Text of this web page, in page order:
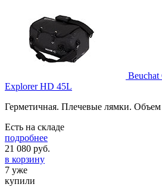
Explorer HD 45L
Герметичная. Плечевые лямки. Объем
Есть на складе
подробнее
21 080 руб.
в корзину
7 уже
купили